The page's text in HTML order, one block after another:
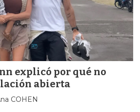
explicó por qué no
abierta
COHEN